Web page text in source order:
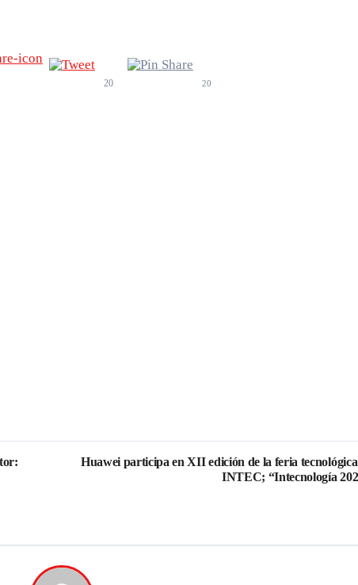
20
20
Huawei participa en XII edición de la feria
INTEC; “Intecnología